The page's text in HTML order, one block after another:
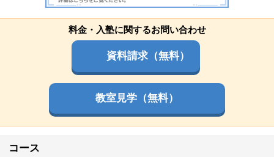
料金・入塾に関するお問い合わせ
資料請求（無料）
教室見学（無料）
コース